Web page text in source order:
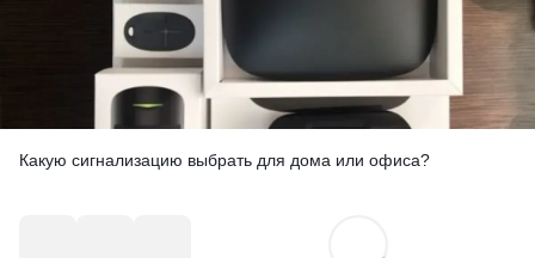
Какую сигнализацию выбрать для дома или офиса?